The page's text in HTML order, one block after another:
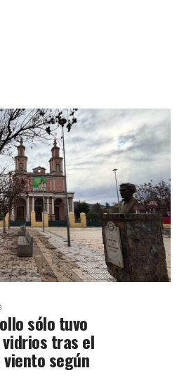
sólo tuvo
tras el
según